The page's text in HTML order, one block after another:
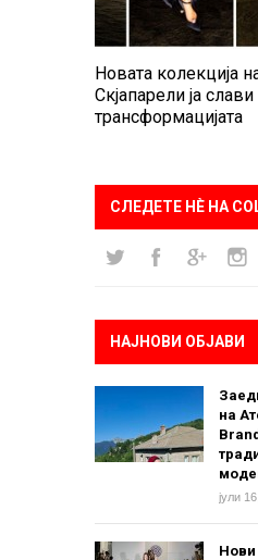
Новата колекција
Скјапарели ја
трансформацијата
СЛЕДЕТЕ НÈ НА
НАЈНОВИ ОБЈАВИ
на
јули